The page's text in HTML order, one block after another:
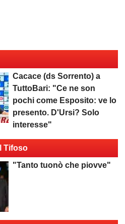
Cacace (ds Sorrento) a
TuttoBari: "Ce ne son
pochi come Esposito: ve lo
presento. D'Ursi? Solo
interesse"
Tifoso
"Tanto tuonò che piovve"